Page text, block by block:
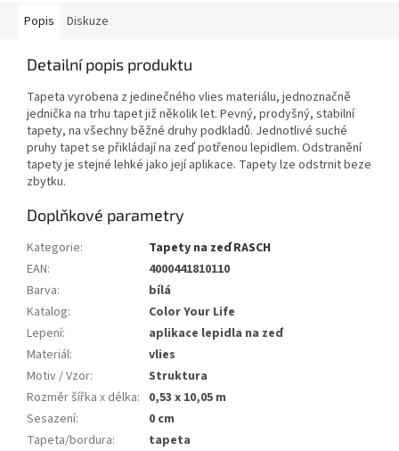
Popis Diskuze
Detailní popis produktu
Tapeta vyrobena z jedinečného vlies materiálu, jednoznačně
jednička na trhu tapet již několik let. Pevný, prodyšný, stabilní
tapety, na všechny běžné druhy podkladů. Jednotlivé suché
pruhy tapet se přikládají na zeď potřenou lepidlem. Odstranění
tapety je stejné lehké jako její aplikace. Tapety lze odstrnit beze
zbytku.
Doplňkové parametry
Kategorie:
Tapety na zeď RASCH
EAN:
4000441810110
Barva:
bílá
Katalog:
Color Your Life
Lepení:
aplikace lepidla na zeď
Materiál:
vlies
Motiv / Vzor:
Struktura
Rozměr šířka x délka: 0,53 x 10,05 m
Sesazení:
0 cm
Tapeta/bordura:
tapeta